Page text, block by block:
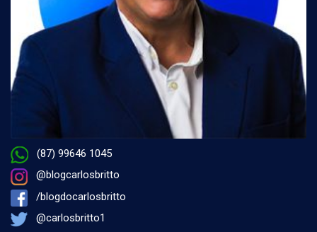
(87) 99646 1045
@blogcarlosbritto
/blogdocarlosbritto
@carlosbritto1